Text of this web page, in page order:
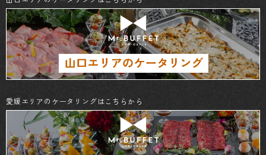
愛媛エリアのケータリングはこちらから